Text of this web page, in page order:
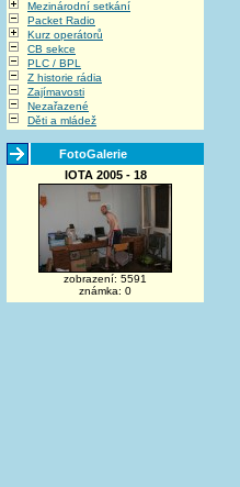
Mezinárodní setkání
Packet Radio
Kurz operátorů
CB sekce
PLC / BPL
Z historie rádia
Zajímavosti
Nezařazené
Děti a mládež
FotoGalerie
IOTA 2005 - 18
zobrazení: 5591
známka: 0